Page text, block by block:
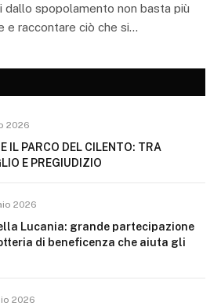
spopolamento non basta più
e raccontare ciò che si…
2026
IL PARCO DEL CILENTO: TRA
E PREGIUDIZIO
2026
Lucania: grande partecipazione
di beneficenza che aiuta gli
2026